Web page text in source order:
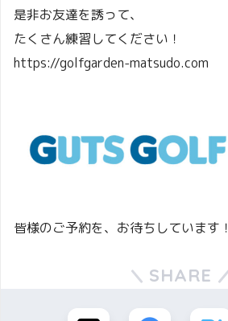
是非お友達を誘って、
たくさん練習してください！
https://golfgarden-matsudo.com
皆様のご予約を、お待ちしています！
SHARE